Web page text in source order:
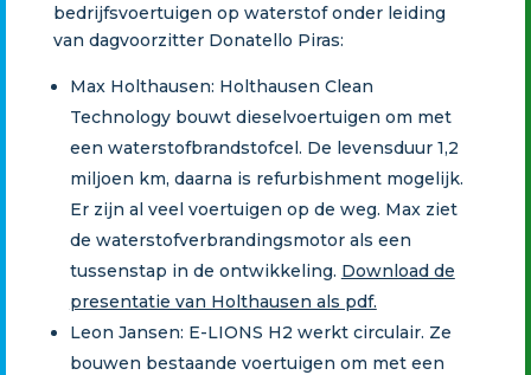
bedrijfsvoertuigen op waterstof onder leiding
van dagvoorzitter Donatello Piras:
Max Holthausen: Holthausen Clean
Technology bouwt dieselvoertuigen om met
een waterstofbrandstofcel. De levensduur 1,2
miljoen km, daarna is refurbishment mogelijk.
Er zijn al veel voertuigen op de weg. Max ziet
de waterstofverbrandingsmotor als een
tussenstap in de ontwikkeling. Download de
presentatie van Holthausen als pdf.
Leon Jansen: E-LIONS H2 werkt circulair. Ze
bouwen bestaande voertuigen om met een